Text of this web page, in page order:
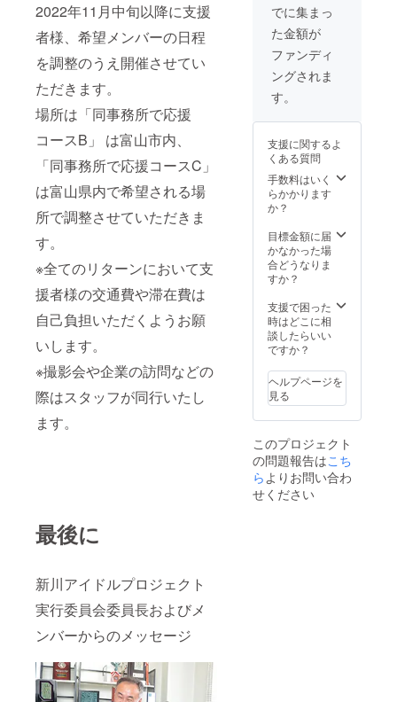
2022年11月中旬以降に支援
者様、希望メンバーの日程
を調整のうえ開催させてい
ただきます。
場所は「同事務所で応援
コースB」 は富山市内、
「同事務所で応援コースC」
は富山県内で希望される場
所で調整させていただきま
す。
※全てのリターンにおいて支
援者様の交通費や滞在費は
自己負担いただくようお願
いします。
※撮影会や企業の訪問などの
際はスタッフが同行いたし
ます。
最後に
新川アイドルプロジェクト
実行委員会委員長およびメ
ンバーからのメッセージ
でに集まっ
た金額が
ファンディ
ングされま
す。
支援に関するよ
くある質問
手数料はいく
らかかります
か？
目標金額に届
かなかった場
合どうなりま
すか？
支援で困った
時はどこに相
談したらいい
ですか？
ヘルプページを
見る
このプロジェクト
の問題報告はこち
ら よりお問い合わ
せください